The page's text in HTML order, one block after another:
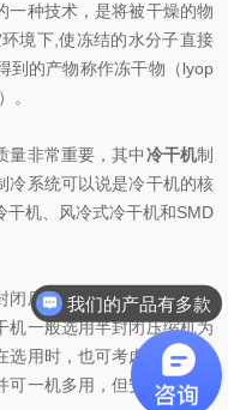
一种技术，是将被干燥的物
境下,使冻结的水分子直接
到的产物称作冻干物（lyop
。
非常重要，其中冷干机制
冷系统可以说是冷干机的核
干机、风冷式冷干机和SMD
压缩机为主。因全封闭压
机一般选用半封闭压缩机为
用时，也可考虑选用氨制
一机多用，但安装及管理
我们的产品有多款